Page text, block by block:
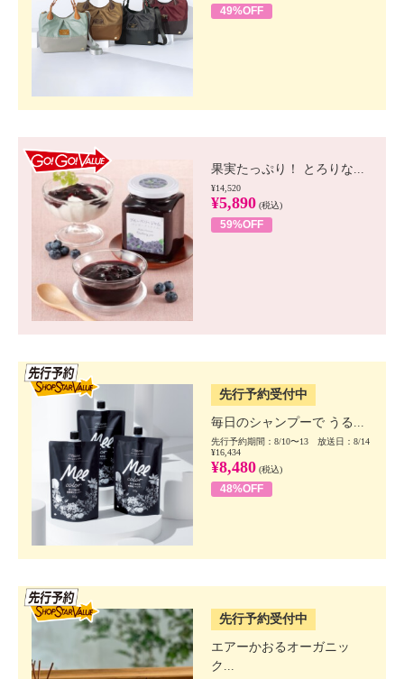
49%OFF
果実たっぷり！ とろりな...
¥14,520
¥5,890 (税込)
59%OFF
先行予約受付中
毎日のシャンプーで うる...
先行予約期間：8/10〜13 放送日：8/14
¥16,434
¥8,480 (税込)
48%OFF
先行予約受付中
エアーかおるオーガニッ
ク...